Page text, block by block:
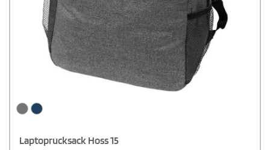
Laptoprucksack Hoss 15